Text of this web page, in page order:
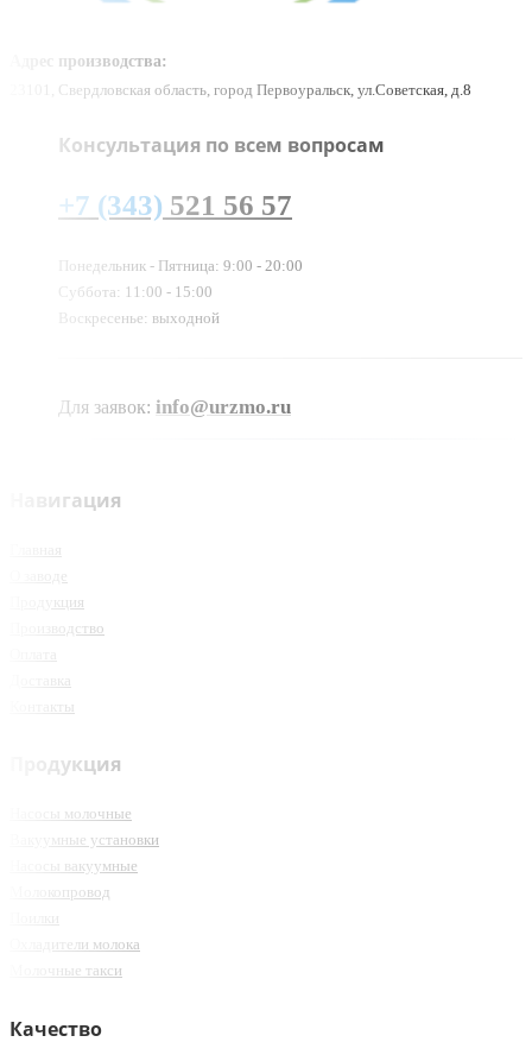
Адрес производства:
23101, Свердловская область, город Первоуральск, ул.Советская, д.8
Консультация по всем вопросам
+7 (343) 521 56 57
Понедельник - Пятница: 9:00 - 20:00
Суббота: 11:00 - 15:00
Воскресенье: выходной
Для заявок: info@urzmo.ru
Навигация
Главная
О заводе
Продукция
Производство
Доставка
Контакты
Продукция
Насосы молочные
Вакуумные установки
Насосы вакуумные
Молокопровод
Охладители молока
Молочные такси
Качество